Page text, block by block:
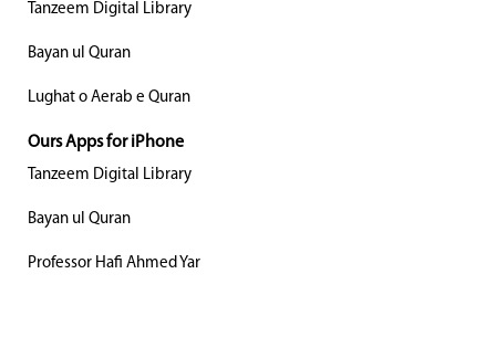
Tanzeem Digital Library
Bayan ul Quran
Lughat o Aerab e Quran
Ours Apps for iPhone
Tanzeem Digital Library
Bayan ul Quran
Professor Hafi Ahmed Yar